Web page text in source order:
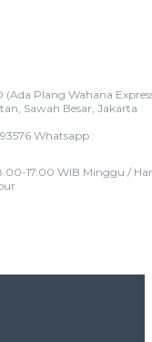
(Ada Plang Wahana
Sawah Besar, Jakarta
Whatsapp :
17.00 WIB Minggu /